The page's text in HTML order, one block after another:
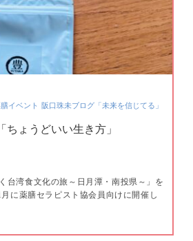
イベント 阪口珠未ブログ「未来を信じてる」
ちょうどいい生き方」
台湾食文化の旅～日月潭・南投県～」を
に薬膳セラピスト協会員向けに開催し